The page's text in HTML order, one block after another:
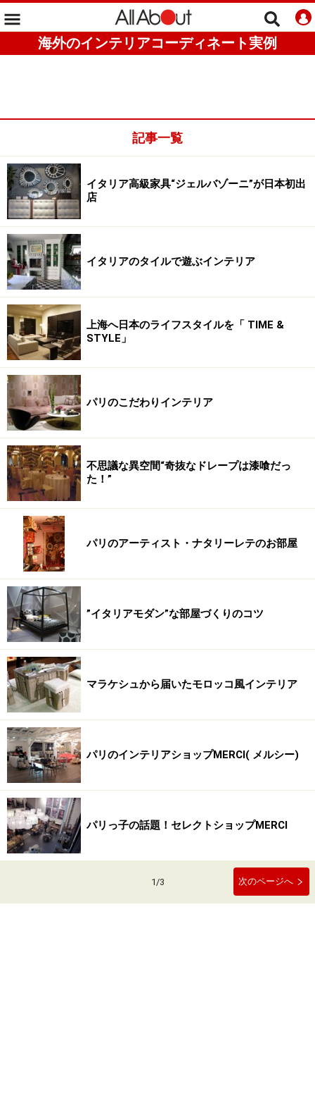
海外のインテリアコーディネート実例
記事一覧
イタリア高級家具“ジェルバゾーニ”が日本初出
店
イタリアのタイルで遊ぶインテリア
上海へ日本のライフスタイルを「 TIME &
STYLE」
パリのこだわりインテリア
不思議な異空間“奇抜なドレープは漆喰だっ
た！”
パリのアーティスト・ナタリーレテのお部屋
”イタリアモダン”な部屋づくりのコツ
マラケシュから届いたモロッコ風インテリア
パリのインテリアショップMERCI( メルシー)
パリっ子の話題！セレクトショップMERCI
1/3 次のページへ